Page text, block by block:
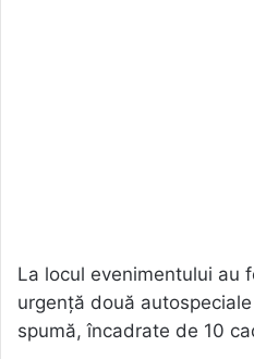
La locul evenimentului au
urgență două
spumă, încadrate de 10